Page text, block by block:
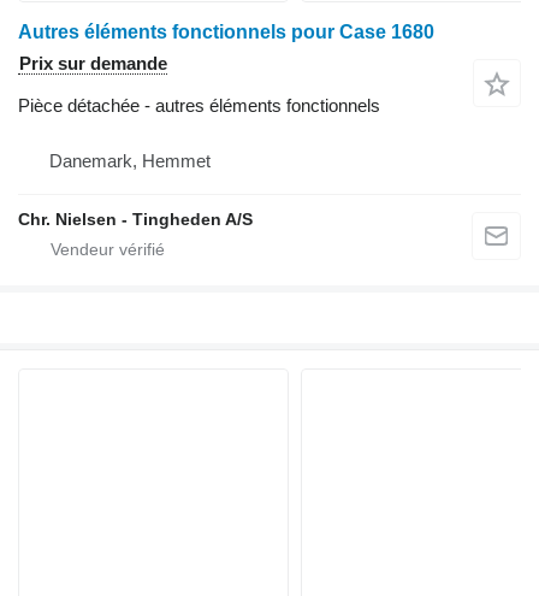
Autres éléments fonctionnels pour Case 1680
Prix sur demande
Pièce détachée - autres éléments fonctionnels
Danemark, Hemmet
Chr. Nielsen - Tingheden A/S